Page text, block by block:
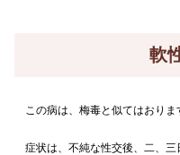
軟性下疳
この病は、梅毒と似てはおりま
症状は、不純な性交後、二、三